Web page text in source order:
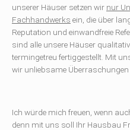
unserer Häuser setzen wir nur
Fachhandwerks ein, die über
Reputation und einwandfreie
sind alle unsere Häuser
termingetreu fertiggestellt. Mit
wir unliebsame Überraschungen
Ich würde mich freuen, wenn
denn mit uns soll Ihr Hausbau